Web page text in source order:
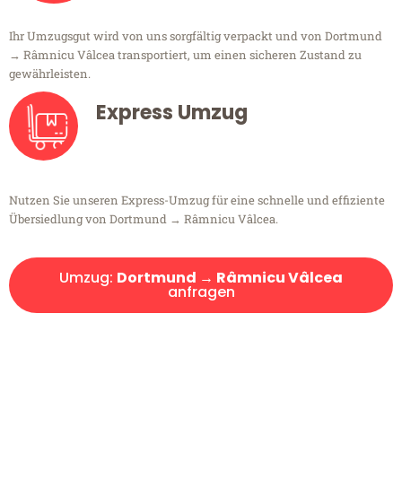
Ihr Umzugsgut wird von uns sorgfältig verpackt und von Dortmund
→ Râmnicu Vâlcea transportiert, um einen sicheren Zustand zu
gewährleisten.
Express Umzug
Nutzen Sie unseren Express-Umzug für eine schnelle und effiziente
Übersiedlung von Dortmund → Râmnicu Vâlcea.
Umzug: Dortmund → Râmnicu Vâlcea
anfragen